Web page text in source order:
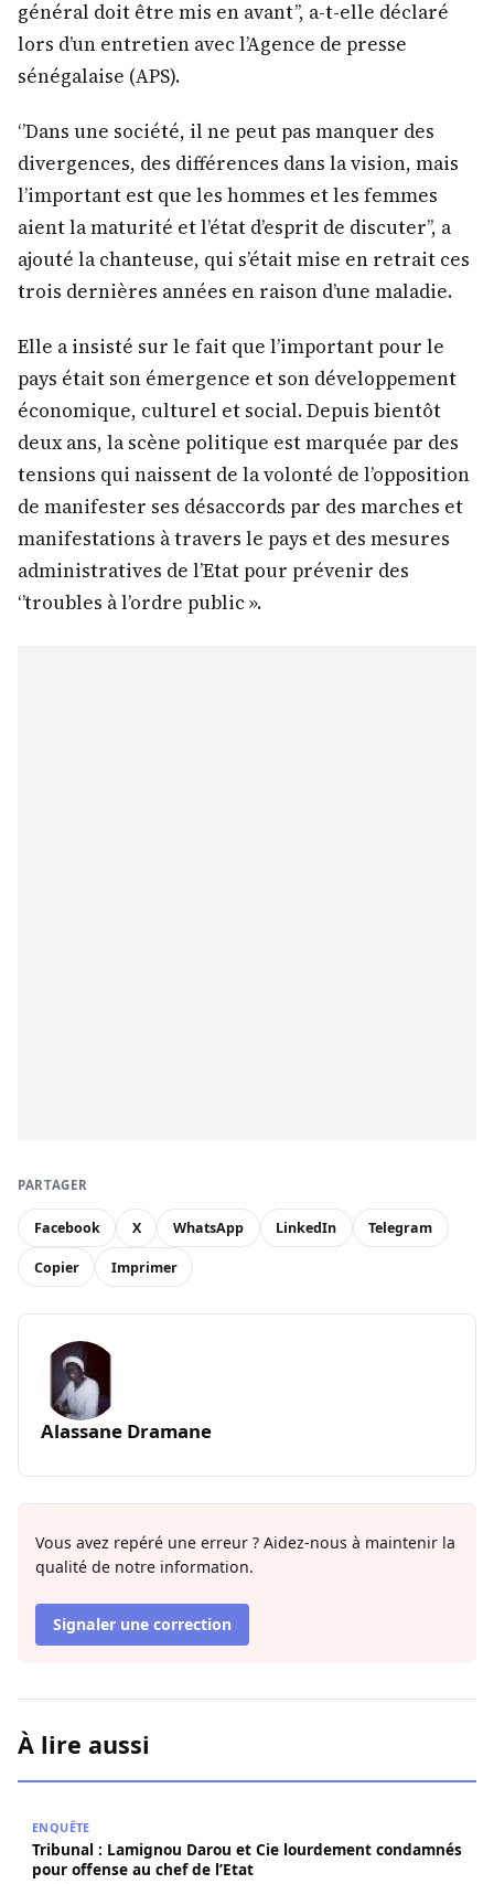
général doit être mis en avant’’, a-t-elle déclaré
lors d’un entretien avec l’Agence de presse
sénégalaise (APS).
‘’Dans une société, il ne peut pas manquer des
divergences, des différences dans la vision, mais
l’important est que les hommes et les femmes
aient la maturité et l’état d’esprit de discuter’’, a
ajouté la chanteuse, qui s’était mise en retrait ces
trois dernières années en raison d’une maladie.
Elle a insisté sur le fait que l’important pour le
pays était son émergence et son développement
économique, culturel et social. Depuis bientôt
deux ans, la scène politique est marquée par des
tensions qui naissent de la volonté de l’opposition
de manifester ses désaccords par des marches et
manifestations à travers le pays et des mesures
administratives de l’Etat pour prévenir des
‘’troubles à l’ordre public ».
PARTAGER
Facebook X WhatsApp LinkedIn Telegram
Copier Imprimer
Alassane Dramane
Vous avez repéré une erreur ? Aidez-nous à maintenir la
qualité de notre information.
Signaler une correction
À lire aussi
ENQUÊTE
Tribunal : Lamignou Darou et Cie lourdement condamnés
pour offense au chef de l’Etat